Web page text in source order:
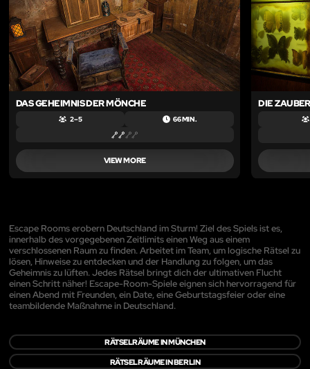
DAS GEHEIMNIS DER MÖNCHE
2 – 5 66 MIN.
VIEW MORE
DIE
Escape Rooms erobern Deutschland im Sturm! Ziel des Spiels ist es,
innerhalb des vorgegebenen Zeitlimits einen Weg aus einem
verschlossenen Raum zu finden. Arbeitet im Team, um logische Rätsel zu
lösen, Hinweise zu entdecken und der Handlung zu folgen, um das
Geheimnis zu lüften. Jedes Rätsel bringt dich der ultimativen Flucht
einen Schritt näher! Escape-Room-Spiele eignen sich hervorragend für
einen Abend mit Freunden, ein Date, eine Geburtstagsfeier oder eine
teambildende Maßnahme in Deutschland.
RÄTSELRÄUME IN MÜNCHEN
RÄTSELRÄUME IN BERLIN